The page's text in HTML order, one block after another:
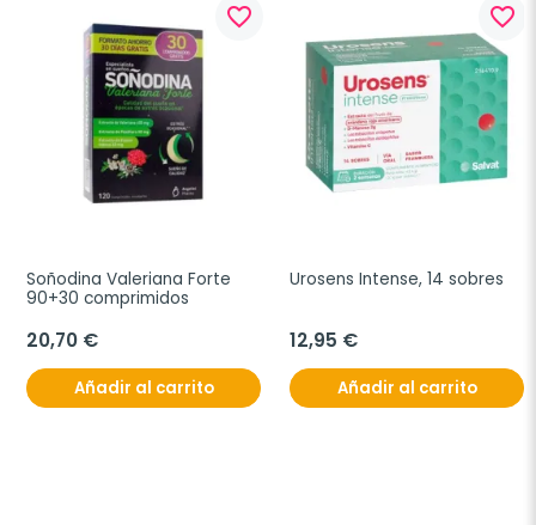
favorite_border
Soñodina Valeriana Forte
90+30 comprimidos
20,70 €
Añadir al carrito
favorite_border
Urosens Intense, 14 sobres
12,95 €
Añadir al carrito